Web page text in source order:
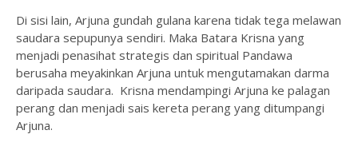
Di sisi lain, Arjuna gundah gulana karena tidak tega melawan
saudara sepupunya sendiri. Maka Batara Krisna yang
menjadi penasihat strategis dan spiritual Pandawa
berusaha meyakinkan Arjuna untuk mengutamakan darma
daripada saudara. Krisna mendampingi Arjuna ke palagan
perang dan menjadi sais kereta perang yang ditumpangi
Arjuna.